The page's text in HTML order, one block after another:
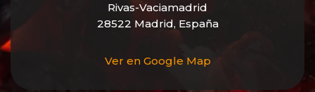
Rivas-Vaciamadrid
28522 Madrid, España
Ver en Google Map